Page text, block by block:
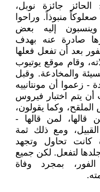
جائزة نوبل،
منبوذاً. وراحوا
وينسبون إليه بعض
صادرة عنه بهدف
بعد أن تفعل فعلها
وقام موقع يوتيوب
والمخادعة. وقبل
- زعموا أن مونتانييه
أن يتم اختبار فيروس
وكما يقولون،
قالها، لمن قالها -
ومع ذلك ثمة
كانت تحاول وتجهد
لتفعل. لكن جميع
بمجرد وفاة